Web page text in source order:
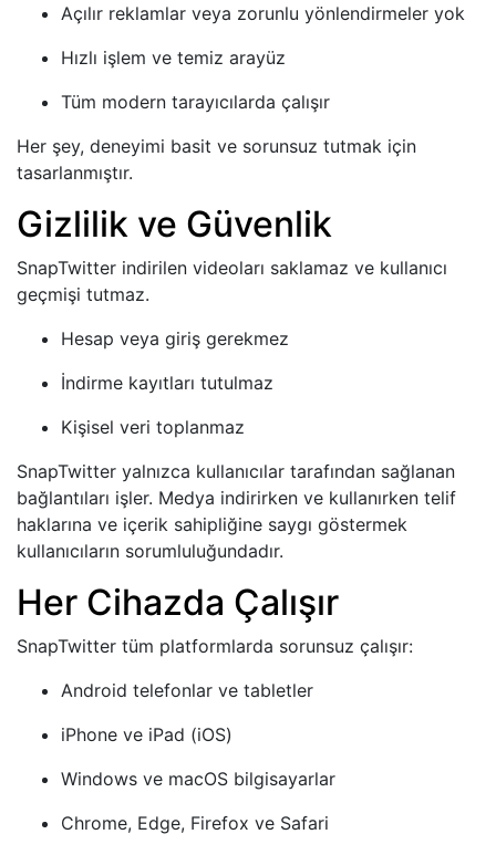
Açılır reklamlar veya zorunlu yönlendirmeler yok
Hızlı işlem ve temiz arayüz
Tüm modern tarayıcılarda çalışır
Her şey, deneyimi basit ve sorunsuz tutmak için
tasarlanmıştır.
Gizlilik ve Güvenlik
SnapTwitter indirilen videoları saklamaz ve kullanıcı
geçmişi tutmaz.
Hesap veya giriş gerekmez
İndirme kayıtları tutulmaz
Kişisel veri toplanmaz
SnapTwitter yalnızca kullanıcılar tarafından sağlanan
bağlantıları işler. Medya indirirken ve kullanırken telif
haklarına ve içerik sahipliğine saygı göstermek
kullanıcıların sorumluluğundadır.
Her Cihazda Çalışır
SnapTwitter tüm platformlarda sorunsuz çalışır:
Android telefonlar ve tabletler
iPhone ve iPad (iOS)
Windows ve macOS bilgisayarlar
Chrome, Edge, Firefox ve Safari